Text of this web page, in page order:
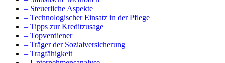
– Steuerliche Aspekte
– Technologischer Einsatz in der Pflege
– Tipps zur Kreditzusage
– Topverdiener
– Träger der Sozialversicherung
– Tragfähigkeit